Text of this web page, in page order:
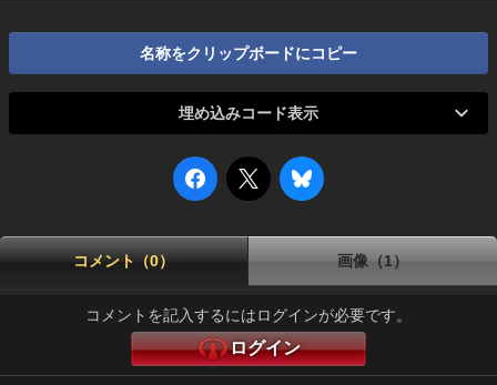
名称をクリップボードにコピー
埋め込みコード表示
コメント（0） 画像（1）
コメントを記入するにはログインが必要です。
ログイン